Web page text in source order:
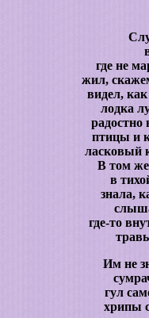
где не
жил,
видел,
лодка
радостно
птицы и
ласковый
В том
в
знала,
где-то
Им не
гул
хрипы